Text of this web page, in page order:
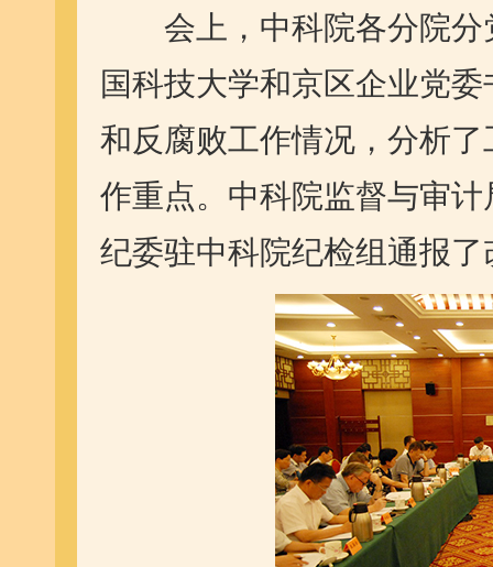
会上，中科院各分院分
国科技大学和京区企业党
和反腐败工作情况，分析
作重点。中科院监督与审
纪委驻中科院纪检组通报